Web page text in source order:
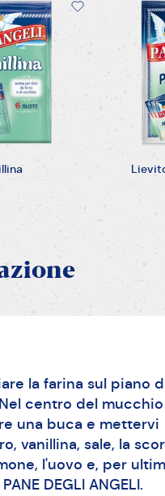
la farina sul piano
centro del mucchio
una buca e mettervi
vanillina, sale, la
l'uovo e, per
PANE DEGLI ANGELI.